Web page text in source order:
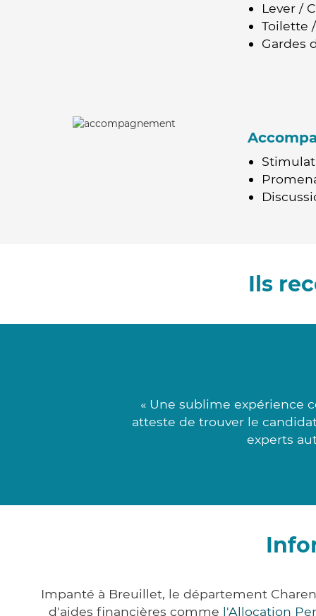
Lever /
Toilette
Gardes
Ils
« Une sublime expérience
atteste de trouver le
experts
Impanté à Breuillet, le département
d'aides financières comme l'Allocation